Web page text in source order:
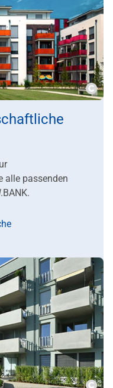
alle passenden